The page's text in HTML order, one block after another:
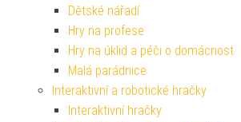
Dětské nářadí
Hry na profese
Hry na úklid a péči o domácnost
Malá parádnice
Interaktivní a robotické hračky
Interaktivní hračky